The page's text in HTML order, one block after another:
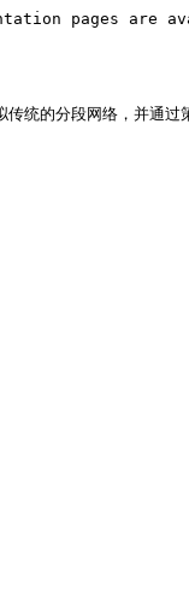
pages are
段网络，并通过策